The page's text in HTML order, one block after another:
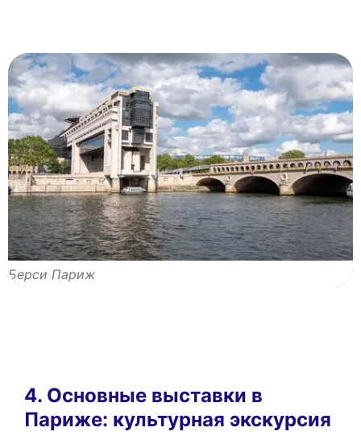
Берси Париж
4. Основные выставки в
Париже: культурная экскурсия